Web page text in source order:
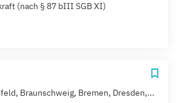
(nach § 87 bIII SGB XI)
Braunschweig, Bremen, Dresden,...